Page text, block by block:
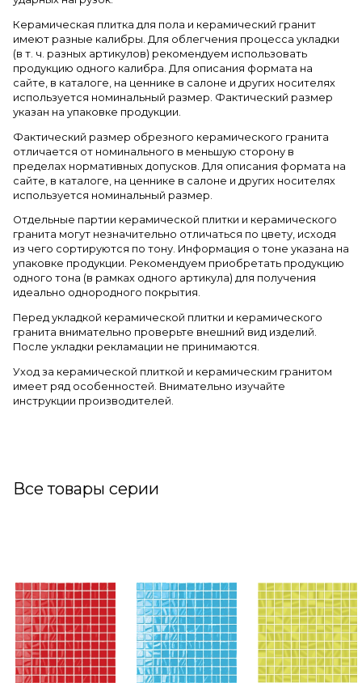
Керамическая плитка для пола и керамический гранит
имеют разные калибры. Для облегчения процесса укладки
(в т. ч. разных артикулов) рекомендуем использовать
продукцию одного калибра. Для описания формата на
сайте, в каталоге, на ценнике в салоне и других носителях
используется номинальный размер. Фактический размер
указан на упаковке продукции.
Фактический размер обрезного керамического гранита
отличается от номинального в меньшую сторону в
пределах нормативных допусков. Для описания формата на
сайте, в каталоге, на ценнике в салоне и других носителях
используется номинальный размер.
Отдельные партии керамической плитки и керамического
гранита могут незначительно отличаться по цвету, исходя
из чего сортируются по тону. Информация о тоне указана на
упаковке продукции. Рекомендуем приобретать продукцию
одного тона (в рамках одного артикула) для получения
идеально однородного покрытия.
Перед укладкой керамической плитки и керамического
гранита внимательно проверьте внешний вид изделий.
После укладки рекламации не принимаются.
Уход за керамической плиткой и керамическим гранитом
имеет ряд особенностей. Внимательно изучайте
инструкции производителей.
Все товары серии